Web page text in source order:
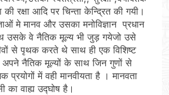
रक्षा आदि पर चिन्ता केन्द्रित की गयी।
मे मानव और उसका मनोविज्ञान प्रधान
उसके वे नैतिक मूल्य भी जुड़ गयेजो उसे
से पृथक करते थे साथ ही एक विशिष्ट
अपने नैतिक मूल्यों के साथ जिन गुणों से
प्रयोगों में वही मानवीयता है । मानवता
का वाह्य उद्घोष है।